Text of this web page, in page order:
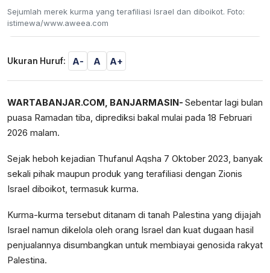
Sejumlah merek kurma yang terafiliasi Israel dan diboikot. Foto:
istimewa/www.aweea.com
Ukuran Huruf: A- A A+
WARTABANJAR.COM, BANJARMASIN- Sebentar lagi bulan
puasa Ramadan tiba, diprediksi bakal mulai pada 18 Februari
2026 malam.
Sejak heboh kejadian Thufanul Aqsha 7 Oktober 2023, banyak
sekali pihak maupun produk yang terafiliasi dengan Zionis
Israel diboikot, termasuk kurma.
Kurma-kurma tersebut ditanam di tanah Palestina yang dijajah
Israel namun dikelola oleh orang Israel dan kuat dugaan hasil
penjualannya disumbangkan untuk membiayai genosida rakyat
Palestina.